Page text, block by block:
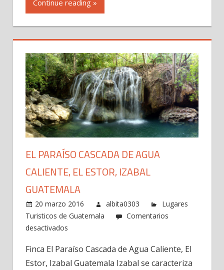
Continue reading »
EL PARAÍSO CASCADA DE AGUA
CALIENTE, EL ESTOR, IZABAL
GUATEMALA
20 marzo 2016 albita0303
Lugares
Turisticos de Guatemala
Comentarios
desactivados
Paraíso
Cascada
Finca El Paraíso Cascada de Agua Caliente, El
Estor, Izabal Guatemala Izabal se caracteriza